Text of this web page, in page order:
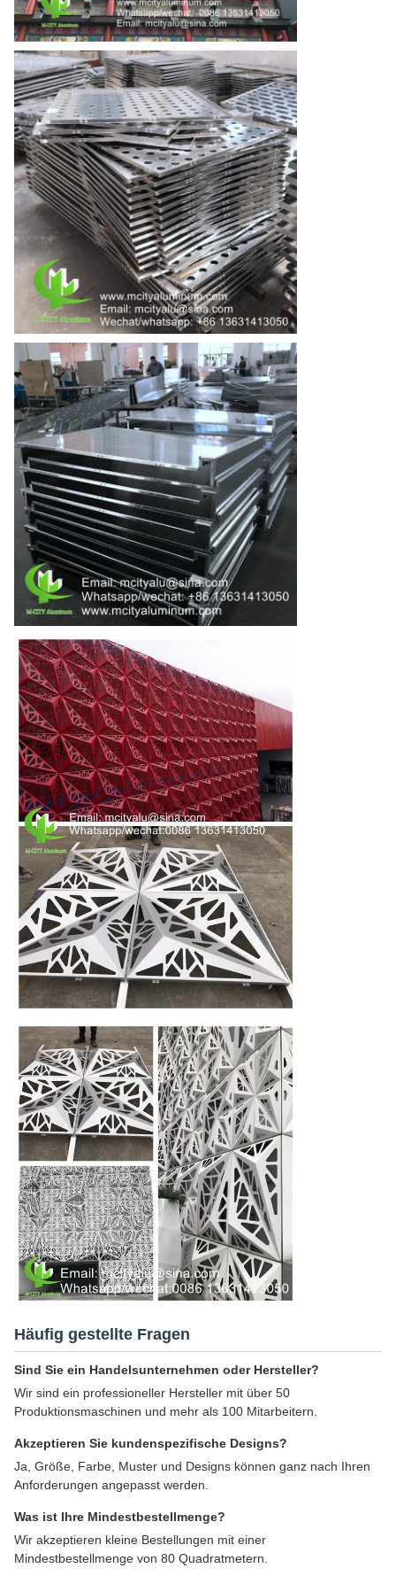
Häufig gestellte Fragen
Sind Sie ein Handelsunternehmen oder Hersteller?
Wir sind ein professioneller Hersteller mit über 50
Produktionsmaschinen und mehr als 100 Mitarbeitern.
Akzeptieren Sie kundenspezifische Designs?
Ja, Größe, Farbe, Muster und Designs können ganz nach Ihren
Anforderungen angepasst werden.
Was ist Ihre Mindestbestellmenge?
Wir akzeptieren kleine Bestellungen mit einer
Mindestbestellmenge von 80 Quadratmetern.